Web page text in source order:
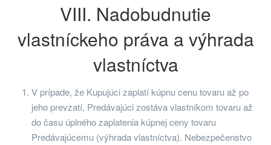
VIII. Nadobudnutie
vlastníckeho práva a výhrada
vlastníctva
V prípade, že Kupujúci zaplatí kúpnu cenu tovaru až po
jeho prevzatí, Predávajúci zostáva vlastníkom tovaru až
do času úplného zaplatenia kúpnej ceny tovaru
Predávajúcemu (výhrada vlastníctva). Nebezpečenstvo